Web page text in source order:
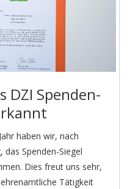
DZI Spenden-
haben wir, nach
das Spenden-Siegel
Dies freut uns sehr,
Tätigkeit